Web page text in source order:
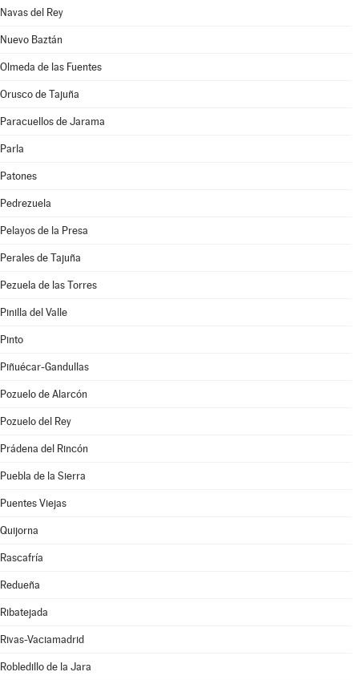
Navas del Rey
Nuevo Baztán
Olmeda de las Fuentes
Orusco de Tajuña
Paracuellos de Jarama
Parla
Patones
Pedrezuela
Pelayos de la Presa
Perales de Tajuña
Pezuela de las Torres
Pinilla del Valle
Pinto
Piñuécar-Gandullas
Pozuelo de Alarcón
Pozuelo del Rey
Prádena del Rincón
Puebla de la Sierra
Puentes Viejas
Quijorna
Rascafría
Redueña
Ribatejada
Rivas-Vaciamadrid
Robledillo de la Jara